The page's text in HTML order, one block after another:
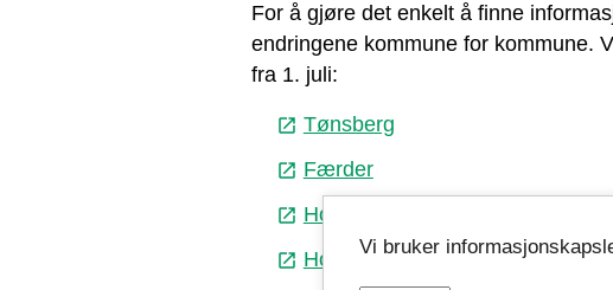
For å gjøre det enkelt å finne
endringene kommune for kommune.
fra 1. juli:
launch Tønsberg
launch Færder
launch Horten
launch Holmestrand
Vi bruker